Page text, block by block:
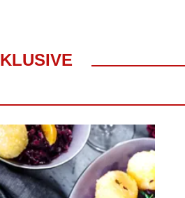
Uhr verschiedene Gänsegerichte